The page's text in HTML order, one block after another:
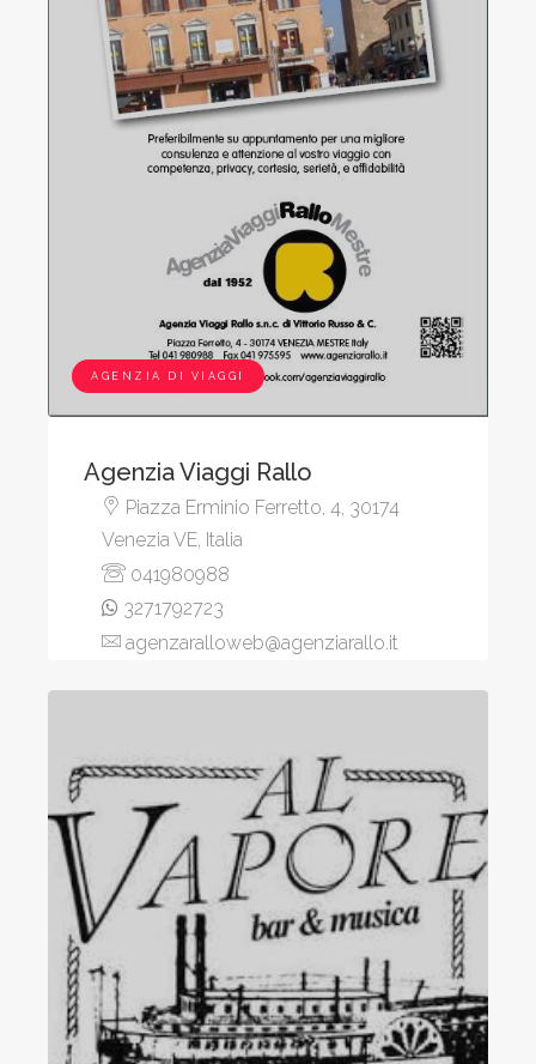
AGENZIA DI VIAGGI
Agenzia Viaggi Rallo
Piazza Erminio Ferretto, 4, 30174
Venezia VE, Italia
041980988
3271792723
agenzaralloweb@agenziarallo.it